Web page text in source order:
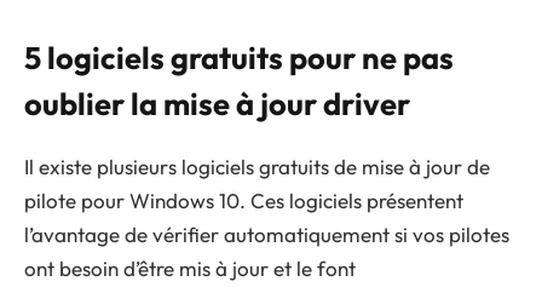
5 logiciels gratuits pour ne pas
oublier la mise à jour driver
Il existe plusieurs logiciels gratuits de mise à jour de
pilote pour Windows 10. Ces logiciels présentent
l’avantage de vérifier automatiquement si vos pilotes
ont besoin d’être mis à jour et le font